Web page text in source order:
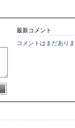
最新コメント
コメントはまだあり